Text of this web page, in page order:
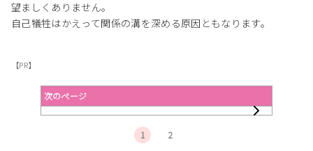
望ましくありません。
自己犠牲はかえって関係の溝を深める原因ともなります。
【PR】
次のページ
1 2